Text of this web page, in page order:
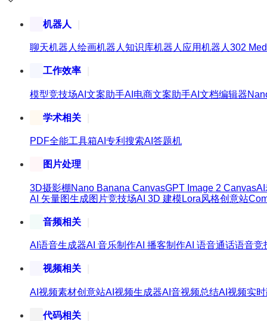
机器人
聊天机器人 绘画机器人 知识库机器人 应用机器人 302
工作效率
模型竞技场AI文案助手AI电商文案助手AI文档编辑器
学术相关
PDF全能工具箱AI专利搜索AI答题机
图片处理
3D摄影棚 Nano Banana CanvasGPT Image 2 CanvasAI
AI 矢量图生成图片竞技场AI 3D 建模 Lora风格创意站
音频相关
AI语音生成器AI 音乐制作AI 播客制作AI 语音通话语音竞
视频相关
AI视频素材创意站AI视频生成器AI音视频总结AI视频实
代码相关